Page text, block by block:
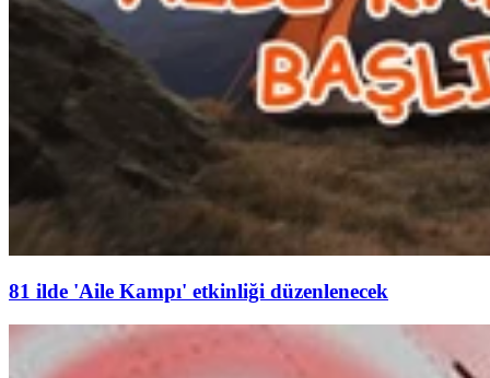
81 ilde 'Aile Kampı' etkinliği düzenlenecek